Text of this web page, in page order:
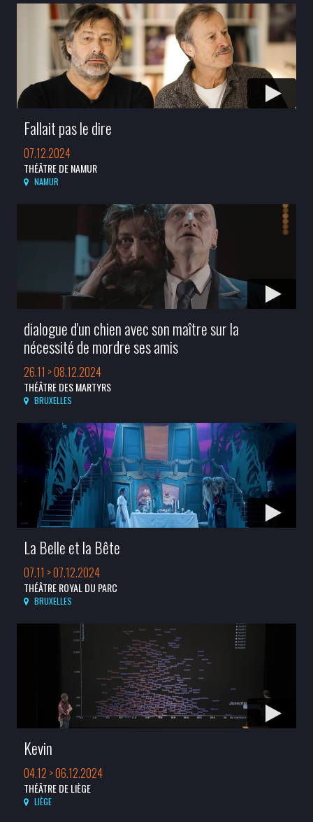
Fallait pas le dire
07.12.2024
THÉÂTRE DE NAMUR
NAMUR
dialogue d'un chien avec son maître sur la
nécessité de mordre ses amis
26.11 > 08.12.2024
THÉÂTRE DES MARTYRS
BRUXELLES
La Belle et la Bête
07.11 > 07.12.2024
THÉÂTRE ROYAL DU PARC
BRUXELLES
Kevin
04.12 > 06.12.2024
THÉÂTRE DE LIÈGE
LIÈGE